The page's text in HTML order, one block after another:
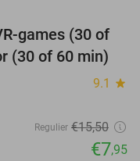
49%
games (30 of
(30 of 60 min)
9.1 star
Regulier €15,50
€7,95